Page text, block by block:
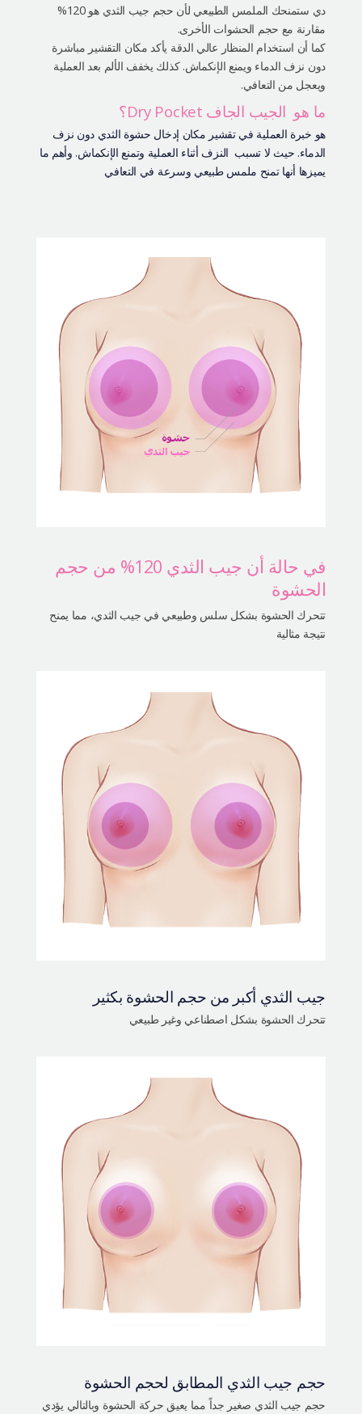
دي ستمنحك الملمس الطبيعي لأن حجم جيب الثدي هو 120%
مقارنة مع حجم الحشوات الأخرى.
كما أن استخدام المنظار عالي الدقة يأكد مكان التقشير مباشرة
دون نزف الدماء ويمنع الإنكماش. كذلك يخفف الألم بعد العملية
ويعجل من التعافي.
ما هو الجيب الجاف Dry Pocket؟
هو خبرة العملية في تقشير مكان إدخال حشوة الثدي دون نزف
الدماء. حيث لا تسبب النزف أثناء العملية وتمنع الإنكماش. وأهم ما
يميزها أنها تمنح ملمس طبيعي وسرعة في التعافي
في حالة أن جيب الثدي 120% من حجم
الحشوة
تتحرك الحشوة بشكل سلس وطبيعي في جيب الثدي، مما يمنح
نتيجة مثالية
جيب الثدي أكبر من حجم الحشوة بكثير
تتحرك الحشوة بشكل اصطناعي وغير طبيعي
حجم جيب الثدي المطابق لحجم الحشوة
حجم جيب الثدي صغير جداً مما يعيق حركة الحشوة وبالتالي يؤدي